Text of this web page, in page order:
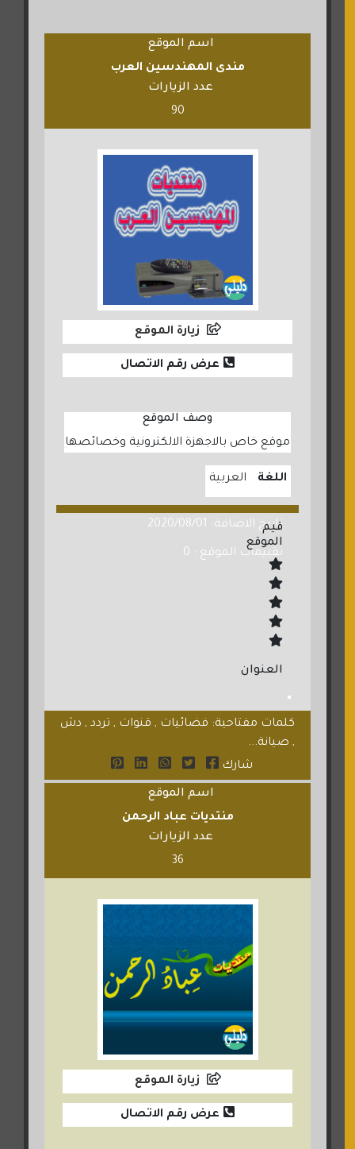
اسم الموقع
مندى المهندسين العرب
عدد الزيارات
90
زيارة الموقع
عرض رقم الاتصال
وصف الموقع
موقع خاص بالاجهزة الالكترونية وخصائصها
اللغة العربية
تاريخ الاضافة: 2020/08/01
تقييمات الموقع : 0
قيم
الموقع
العنوان
كلمات مفتاحية: فضائيات , قنوات , تردد , دش
, صيانة...
شارك
اسم الموقع
منتديات عباد الرحمن
عدد الزيارات
36
زيارة الموقع
عرض رقم الاتصال